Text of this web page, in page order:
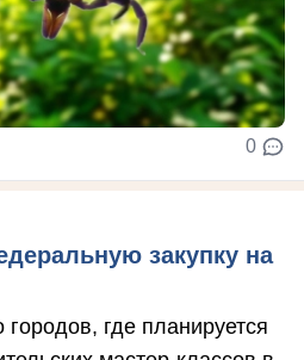
0
закупку на
где планируется